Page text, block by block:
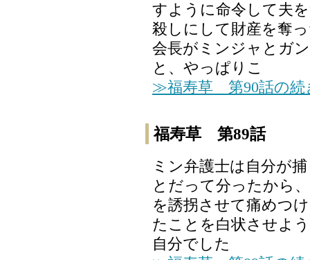
すように命令して夫
殺しにして財産を奪
会長がミンジャとガ
と、やっぱりこ
≫福寿草 第90話の続
福寿草 第89話
ミン弁護士は自分が
とだって分ったから
を誘拐させて痛めつ
たことを白状させよ
自分でした